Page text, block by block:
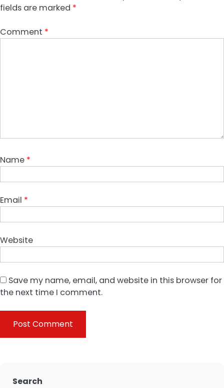
fields are marked *
Comment *
Name *
Email *
Website
Save my name, email, and website in this browser for
the next time I comment.
Search